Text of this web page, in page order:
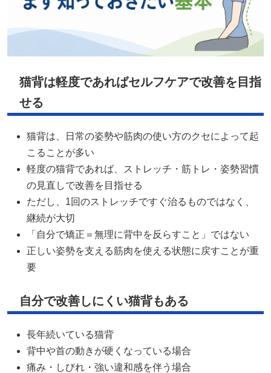
猫背は軽度であればセルフケアで改善を目指
せる
猫背は、日常の姿勢や筋肉の使い方のクセによって起
こることが多い
軽度の猫背であれば、ストレッチ・筋トレ・姿勢習慣
の見直しで改善を目指せる
ただし、1回のストレッチですぐ治るものではなく、
継続が大切
「自分で矯正＝無理に背中を反らすこと」ではない
正しい姿勢を支える筋肉を使える状態に戻すことが重
要
自分で改善しにくい猫背もある
長年続いている猫背
背中や首の動きが硬くなっている場合
痛み・しびれ・強い違和感を伴う場合